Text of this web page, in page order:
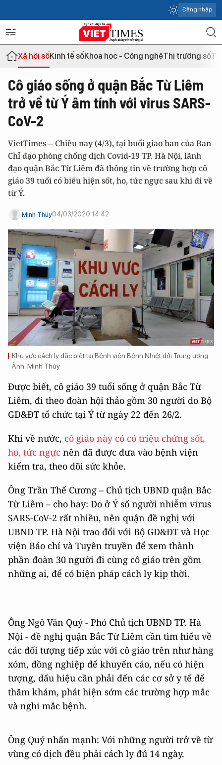
Đăng nhập
Xã hội sốKinh tế sốKhoa học - Công nghệThị trường số
Cô giáo sống ở quận Bắc Từ Liêm
trở về từ Ý âm tính với virus SARS-
CoV-2
VietTimes -- Chiều nay (4/3), tại buổi giao ban của Ban
Chỉ đạo phòng chống dịch Covid-19 TP. Hà Nội, lãnh
đạo quận Bắc Từ Liêm đã thông tin về trường hợp cô
giáo 39 tuổi có biểu hiện sốt, ho, tức ngực sau khi đi về
từ Ý.
Minh Thúy04/03/2020 14:42
Khu vực cách ly đặc biệt tại Bệnh viện Bệnh Nhiệt đới Trung ương.
Ảnh: Minh Thúy
Được biết, cô giáo 39 tuổi sống ở quận Bắc Từ
Liêm, đi theo đoàn hội thảo gồm 30 người do Bộ
GD&ĐT tổ chức tại Ý từ ngày 22 đến 26/2.
Khi về nước, cô giáo này có có triệu chứng sốt,
ho, tức ngực nên đã được đưa vào bệnh viện
kiểm tra, theo dõi sức khỏe.
Ông Trần Thế Cương – Chủ tịch UBND quận Bắc
Từ Liêm – cho hay: Do ở Ý số người nhiễm virus
SARS-CoV-2 rất nhiều, nên quận đề nghị với
UBND TP. Hà Nội trao đổi với Bộ GD&ĐT và Học
viện Báo chí và Tuyên truyền để xem thành
phần đoàn 30 người đi cùng cô giáo trên gồm
những ai, để có biện pháp cách ly kịp thời.
Ông Ngô Văn Quý - Phó Chủ tịch UBND TP. Hà
Nội - đề nghị quận Bắc Từ Liêm cần tìm hiểu về
các đối tượng tiếp xúc với cô giáo trên như hàng
xóm, đồng nghiệp để khuyến cáo, nếu có hiện
tượng, dấu hiệu cần phải đến các cơ sở y tế để
thăm khám, phát hiện sớm các trường hợp mắc
và nghi mắc bệnh.
Ông Quý nhấn mạnh: Với những người trở về từ
vùng có dịch đều phải cách ly đủ 14 ngày.